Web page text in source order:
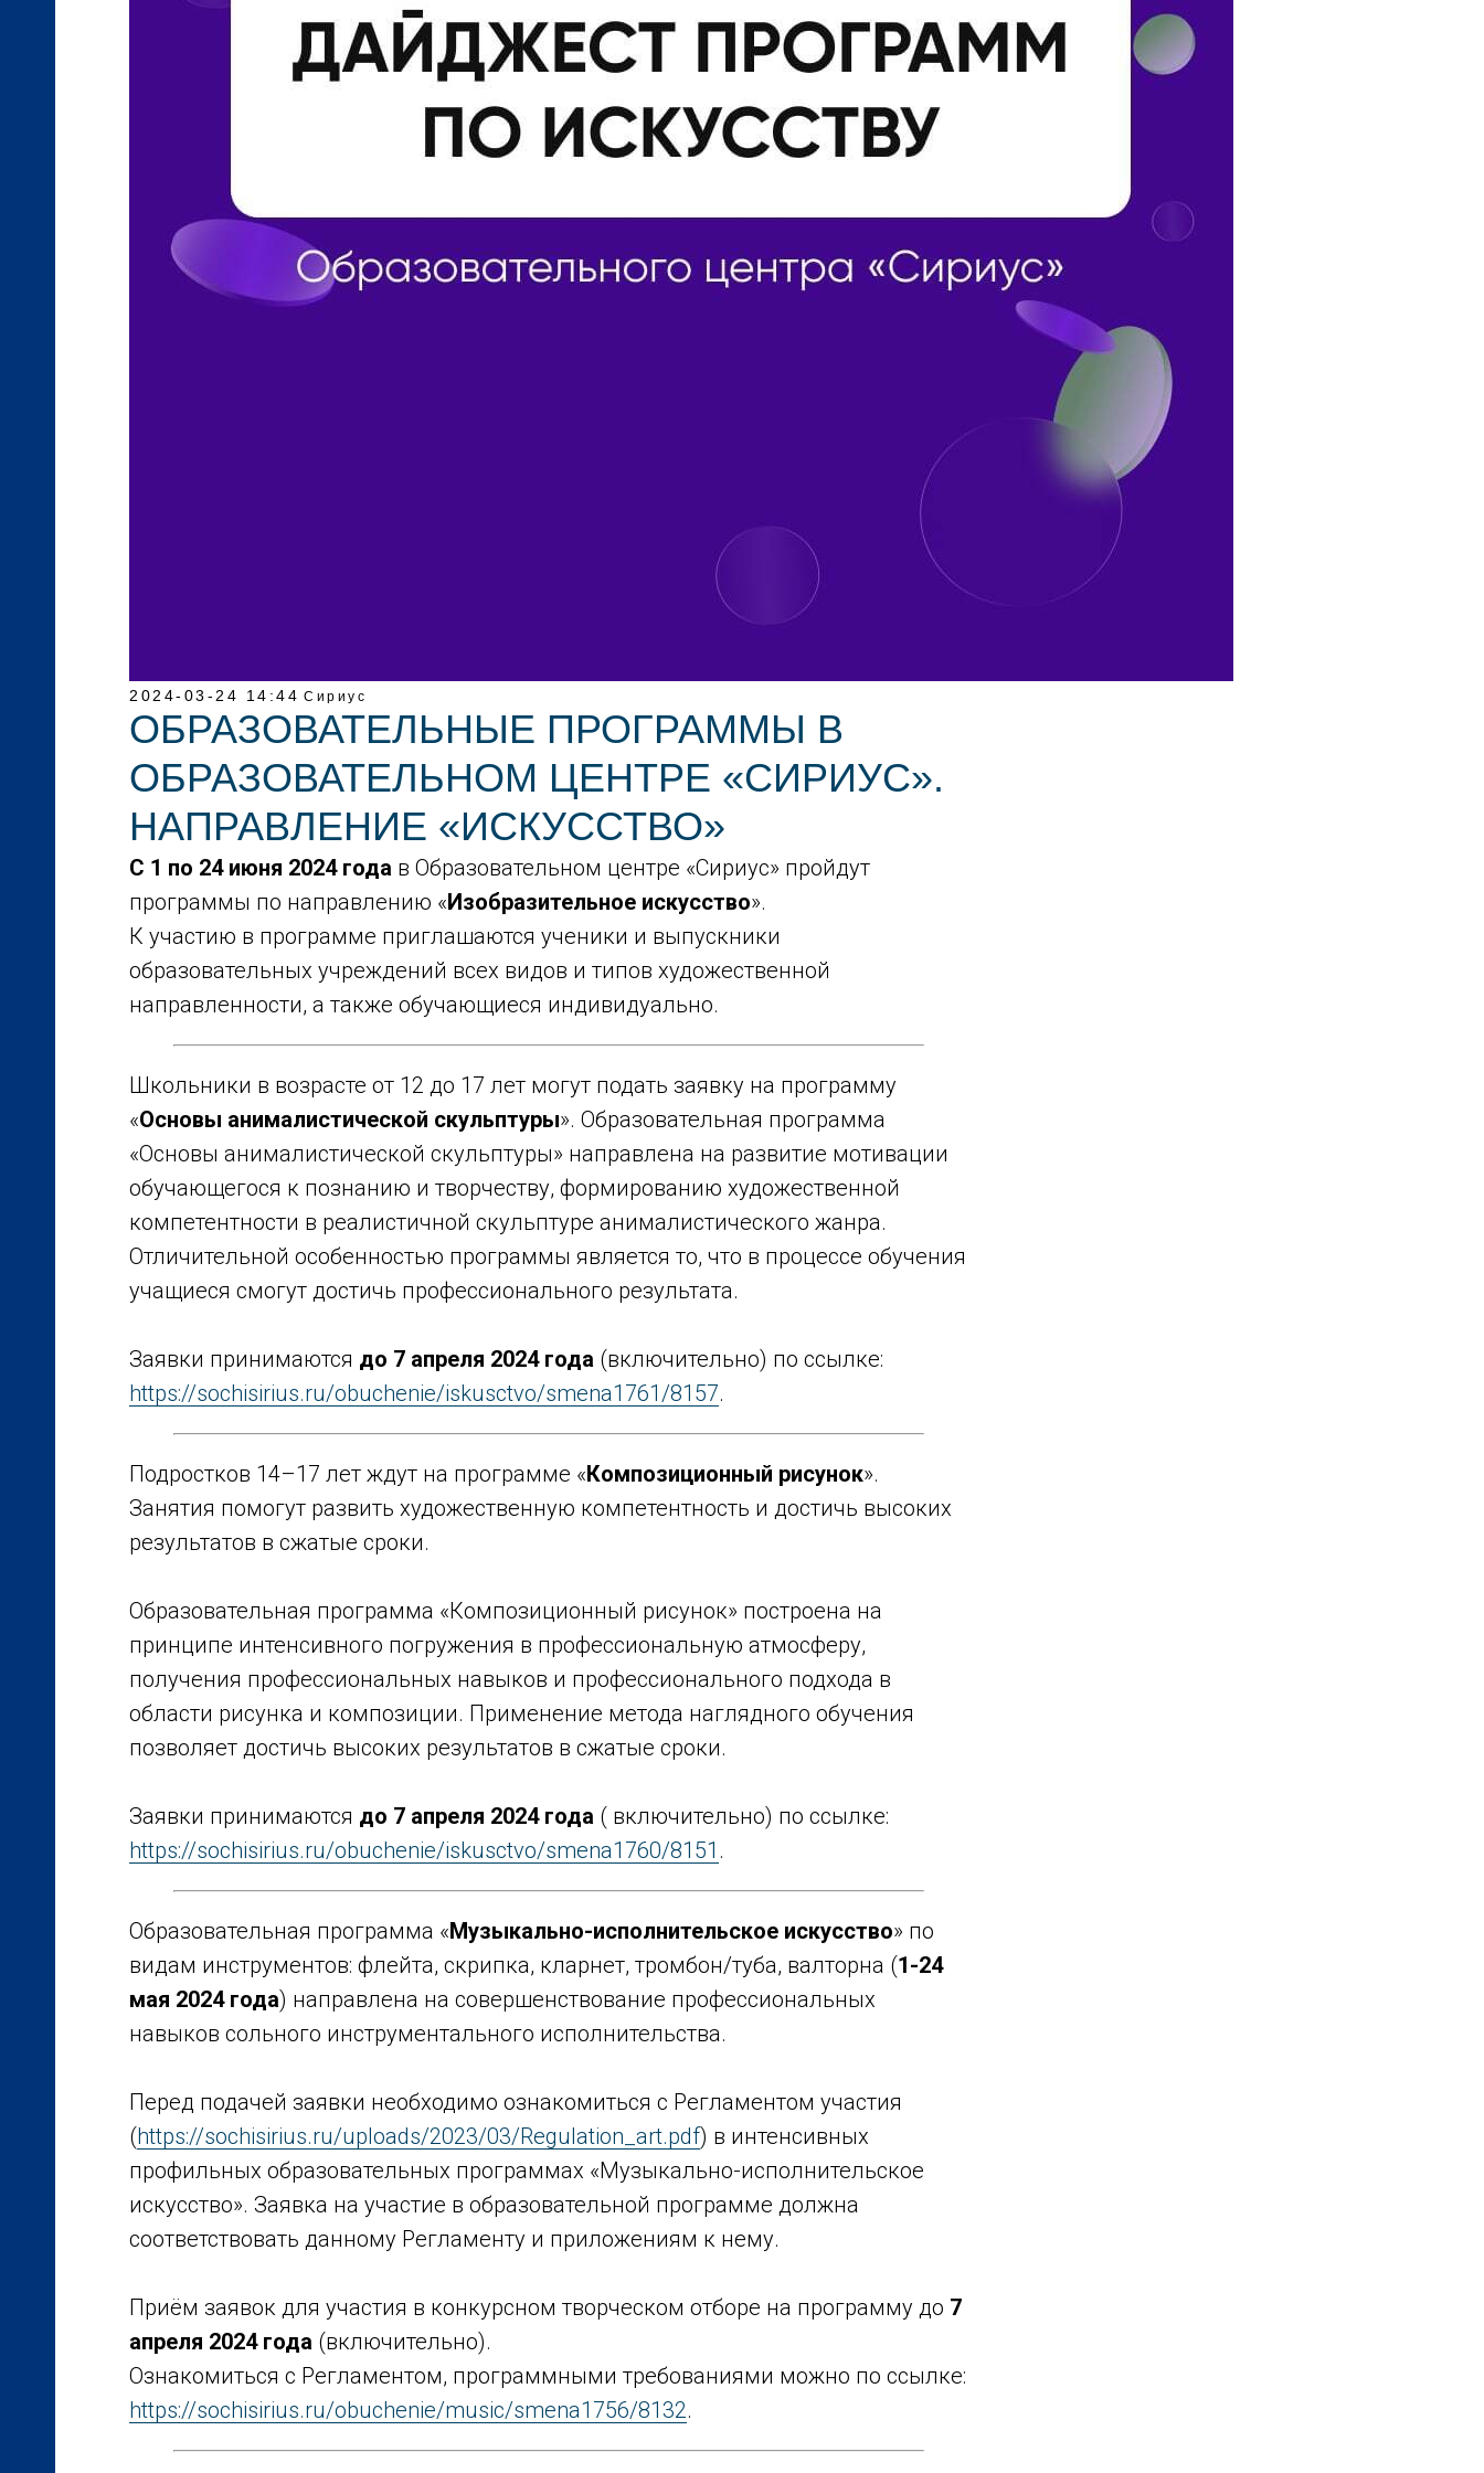
2024-03-24 14:44 Сириус
ОБРАЗОВАТЕЛЬНЫЕ ПРОГРАММЫ В
ОБРАЗОВАТЕЛЬНОМ ЦЕНТРЕ «СИРИУС».
НАПРАВЛЕНИЕ «ИСКУССТВО»
С 1 по 24 июня 2024 года в Образовательном центре «Сириус» пройдут
программы по направлению «Изобразительное искусство».
К участию в программе приглашаются ученики и выпускники
образовательных учреждений всех видов и типов художественной
направленности, а также обучающиеся индивидуально.
Школьники в возрасте от 12 до 17 лет могут подать заявку на программу
«Основы анималистической скульптуры». Образовательная программа
«Основы анималистической скульптуры» направлена на развитие мотивации
обучающегося к познанию и творчеству, формированию художественной
компетентности в реалистичной скульптуре анималистического жанра.
Отличительной особенностью программы является то, что в процессе обучения
учащиеся смогут достичь профессионального результата.
Заявки принимаются до 7 апреля 2024 года (включительно) по ссылке:
https://sochisirius.ru/obuchenie/iskusctvo/smena1761/8157.
Подростков 14–17 лет ждут на программе «Композиционный рисунок».
Занятия помогут развить художественную компетентность и достичь высоких
результатов в сжатые сроки.
Образовательная программа «Композиционный рисунок» построена на
принципе интенсивного погружения в профессиональную атмосферу,
получения профессиональных навыков и профессионального подхода в
области рисунка и композиции. Применение метода наглядного обучения
позволяет достичь высоких результатов в сжатые сроки.
Заявки принимаются до 7 апреля 2024 года ( включительно) по ссылке:
https://sochisirius.ru/obuchenie/iskusctvo/smena1760/8151 .
Образовательная программа «Музыкально-исполнительское искусство» по
видам инструментов: флейта, скрипка, кларнет, тромбон/туба, валторна (1-24
мая 2024 года) направлена на совершенствование профессиональных
навыков сольного инструментального исполнительства.
Перед подачей заявки необходимо ознакомиться с Регламентом участия
(https://sochisirius.ru/uploads/2023/03/Regulation_art.pdf) в интенсивных
профильных образовательных программах «Музыкально-исполнительское
искусство». Заявка на участие в образовательной программе должна
соответствовать данному Регламенту и приложениям к нему.
Приём заявок для участия в конкурсном творческом отборе на программу до 7
апреля 2024 года (включительно).
Ознакомиться с Регламентом, программными требованиями можно по ссылке:
https://sochisirius.ru/obuchenie/music/smena1756/8132.